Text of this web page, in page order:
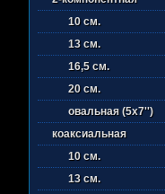
10 см.
13 см.
16,5 см.
20 см.
овальная (5х7'')
коаксиальная
10 см.
13 см.